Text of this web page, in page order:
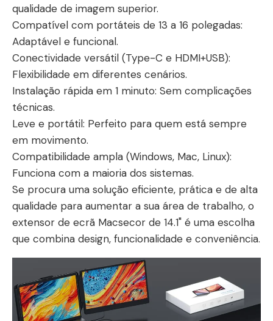
qualidade de imagem superior.
Compatível com portáteis de 13 a 16 polegadas:
Adaptável e funcional.
Conectividade versátil (Type-C e HDMI+USB):
Flexibilidade em diferentes cenários.
Instalação rápida em 1 minuto: Sem complicações
técnicas.
Leve e portátil: Perfeito para quem está sempre
em movimento.
Compatibilidade ampla (Windows, Mac, Linux):
Funciona com a maioria dos sistemas.
Se procura uma solução eficiente, prática e de alta
qualidade para aumentar a sua área de trabalho, o
extensor de ecrã Macsecor de 14.1" é uma escolha
que combina design, funcionalidade e conveniência.